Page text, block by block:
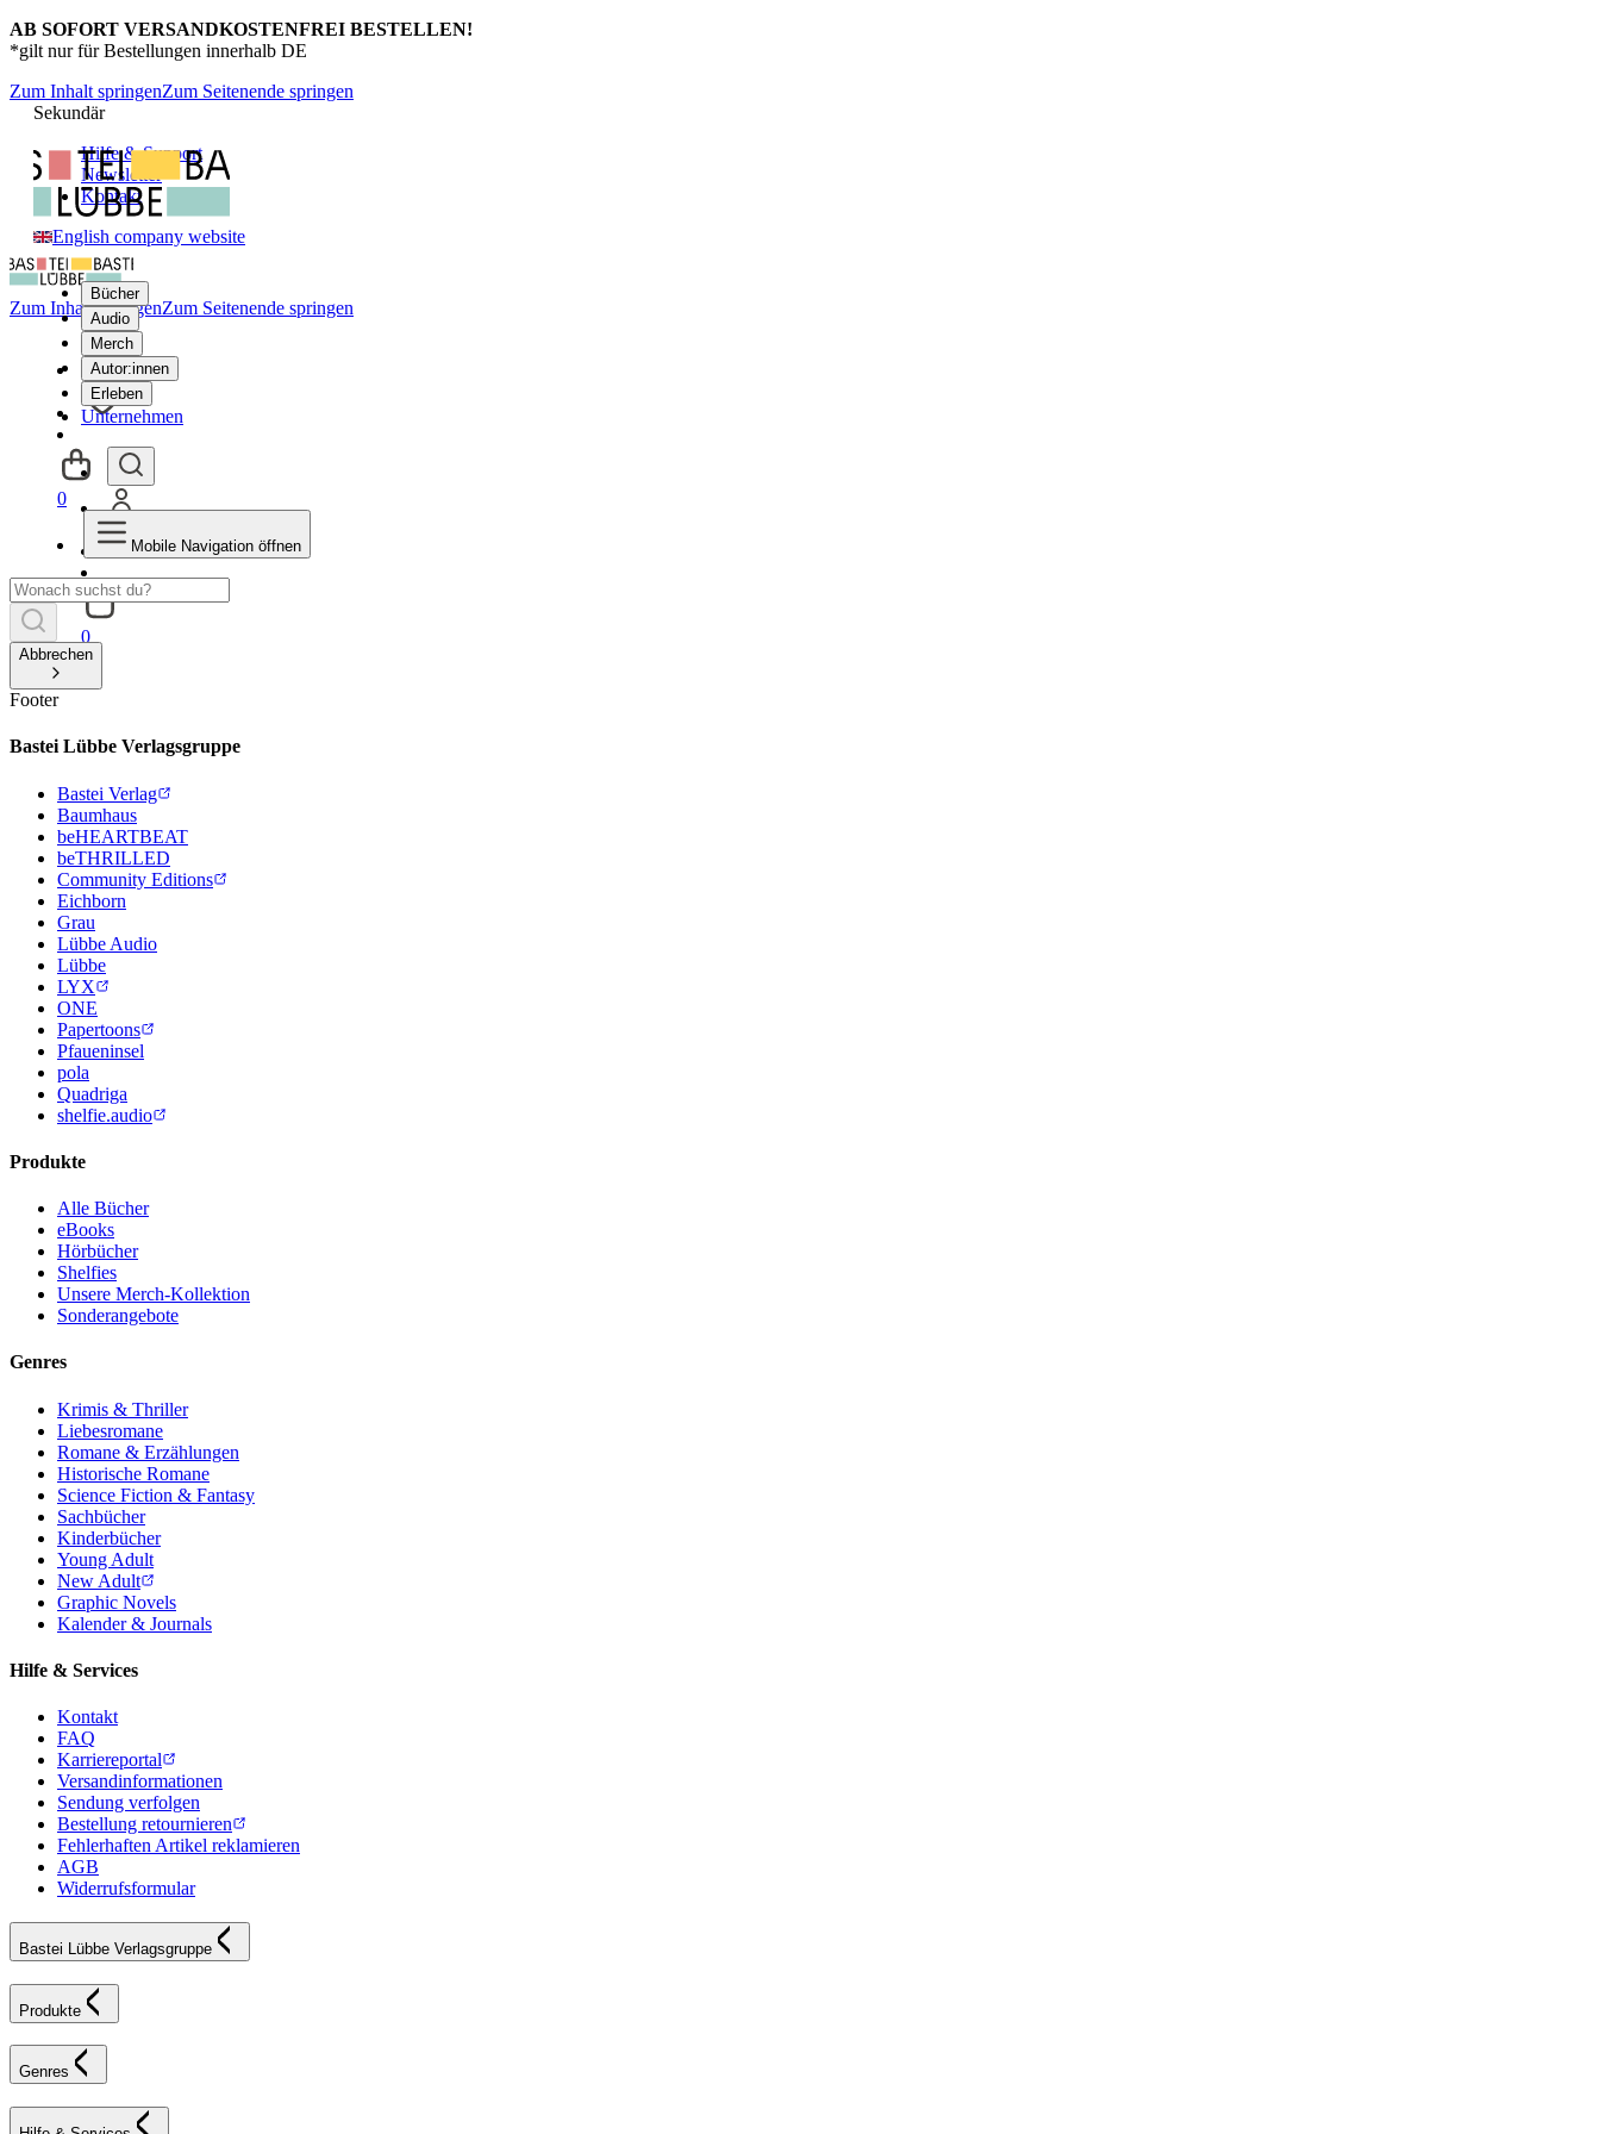
AB SOFORT VERSANDKOSTENFREI BESTELLEN!
*gilt nur für Bestellungen innerhalb DE
Zum Inhalt springenZum Seitenende springen
Sekundär
Hilfe & Support
Newsletter
Kontakt
English company website
Bücher
Audio
Merch
Autor:innen
Erleben
Unternehmen
0
Zum Inhalt springenZum Seitenende springen
0
Mobile Navigation öffnen
Abbrechen
Footer
Bastei Lübbe Verlagsgruppe
Bastei Verlag
Baumhaus
beHEARTBEAT
beTHRILLED
Community Editions
Eichborn
Grau
Lübbe Audio
Lübbe
LYX
ONE
Papertoons
Pfaueninsel
pola
Quadriga
shelfie.audio
Produkte
Alle Bücher
eBooks
Hörbücher
Shelfies
Unsere Merch-Kollektion
Sonderangebote
Genres
Krimis & Thriller
Liebesromane
Romane & Erzählungen
Historische Romane
Science Fiction & Fantasy
Sachbücher
Kinderbücher
Young Adult
New Adult
Graphic Novels
Kalender & Journals
Hilfe & Services
Kontakt
FAQ
Karriereportal
Versandinformationen
Sendung verfolgen
Bestellung retournieren
Fehlerhaften Artikel reklamieren
AGB
Widerrufsformular
Bastei Lübbe Verlagsgruppe
Produkte
Genres